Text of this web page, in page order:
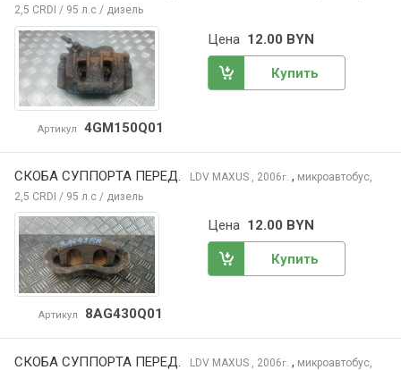
2,5 CRDI / 95 л.с / дизель
Артикул 4GM150Q01
Цена 12.00 BYN
Купить
СКОБА СУППОРТА ПЕРЕД. LDV MAXUS , 2006г. , микроавтобус,
2,5 CRDI / 95 л.с / дизель
Артикул 8AG430Q01
Цена 12.00 BYN
Купить
СКОБА СУППОРТА ПЕРЕД. LDV MAXUS , 2006г. , микроавтобус,